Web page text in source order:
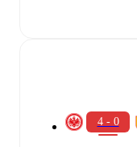
4 - 0